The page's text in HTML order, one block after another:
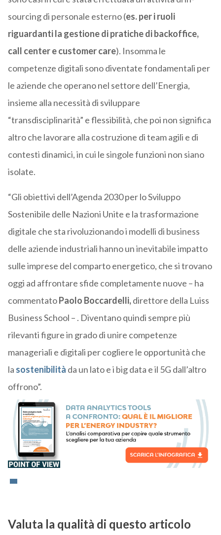
sourcing di personale esterno (es. per i ruoli
riguardanti la gestione di pratiche di backoffice,
call center e customer care). Insomma le
competenze digitali sono diventate fondamentali per
le aziende che operano nel settore dell’Energia,
insieme alla necessità di sviluppare
“transdisciplinarità” e flessibilità, che poi non significa
altro che lavorare alla costruzione di team agili e di
contesti dinamici, in cui le singole funzioni non siano
isolate.
“Gli obiettivi dell’Agenda 2030 per lo Sviluppo
Sostenibile delle Nazioni Unite e la trasformazione
digitale che sta rivoluzionando i modelli di business
delle aziende industriali hanno un inevitabile impatto
sulle imprese del comparto energetico, che si trovano
oggi ad affrontare sfide completamente nuove – ha
commentatoPaolo Boccardelli,direttore della Luiss
Business School – . Diventano quindi sempre più
rilevanti figure in grado di unire competenze
manageriali e digitali per cogliere le opportunità che
la sostenibilità da un lato e i big data e il 5G dall’altro
offrono”.
Valuta la qualità di questo articolo